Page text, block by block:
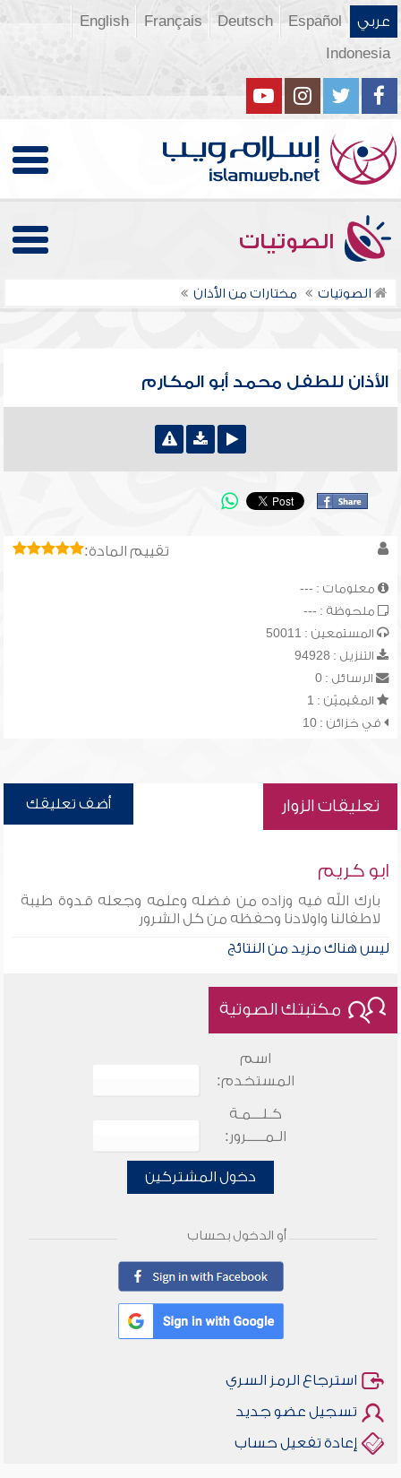
عربي Español
Deutsch
Français
English
Indonesia
الصوتيات
الصوتيات مختارات من الأذان
الأذان للطفل محمد أبو المكارم
تقييم المادة:
معلومات : ---
ملحوظة : ---
المستمعين : 50011
التنزيل : 94928
الرسائل : 0
المقيميّن : 1
في خزائن : 10
تعليقات الزوار أضف تعليقك
ابو كريم
بارك الله فيه وزاده من فضله وعلمه وجعله قدوة طيبة
لاطفالنا واولادنا وحفظه من كل الشرور
ليس هناك مزيد من النتائج
مكتبتك الصوتية
اسم
المستخدم:
كـلـــمـة
الـمـــــرور:
دخول المشتركين
أو الدخول بحساب
استرجاع الرمز السري
تسجيل عضو جديد
إعادة تفعيل حساب